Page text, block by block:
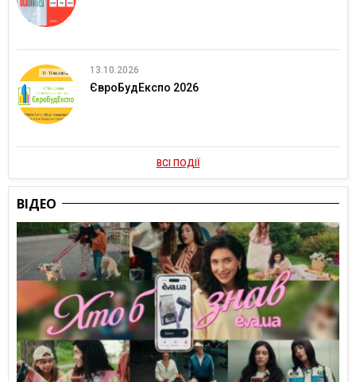
13.10.2026
ЄвроБудЕкспо 2026
ВСІ ПОДІЇ
ВІДЕО